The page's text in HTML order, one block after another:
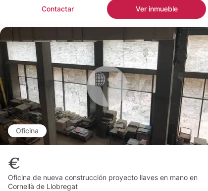
Contactar Ver inmueble
Oficina
€
Oficina de nueva construcción proyecto llaves en mano en
Cornellà de Llobregat